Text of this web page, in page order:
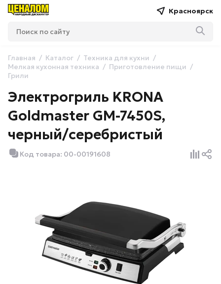
Красноярск
Главная Каталог
Техника для кухни
Мелкая кухонная техника
Приготовление пищи
Грили
Электрогриль KRONA
Goldmaster GM-7450S,
черный/серебристый
Код товара: 00-00191608